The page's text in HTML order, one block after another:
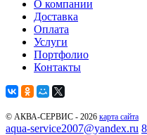
О компании
Доставка
Оплата
Услуги
Портфолио
Контакты
© АКВА-СЕРВИС - 2026 карта сайта
aqua-service2007@yandex.ru